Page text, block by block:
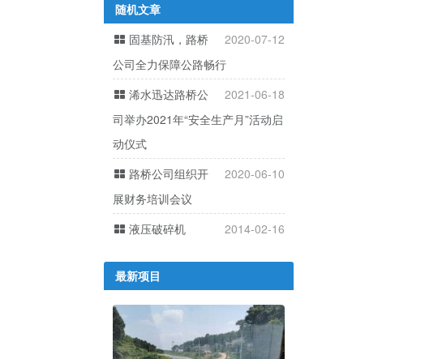
随机文章
2020-07-12
固基防汛，路桥
公司全力保障公路畅行
2021-06-18
浠水迅达路桥公
司举办2021年“安全生产月”活动启
动仪式
2020-06-10
路桥公司组织开
展财务培训会议
2014-02-16
液压破碎机
最新项目